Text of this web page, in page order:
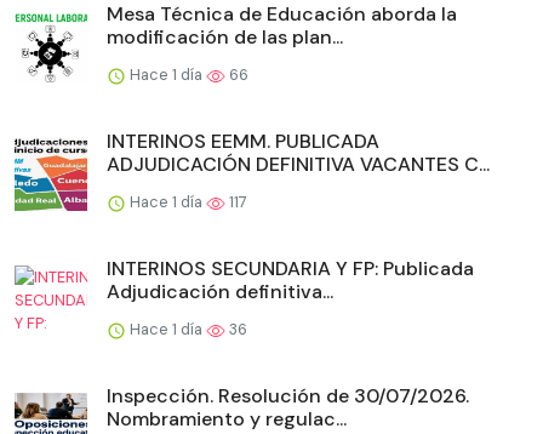
Mesa Técnica de Educación aborda la
modificación de las plan...
Hace 1 día 66
INTERINOS EEMM. PUBLICADA
ADJUDICACIÓN DEFINITIVA VACANTES C...
Hace 1 día 117
INTERINOS SECUNDARIA Y FP: Publicada
Adjudicación definitiva...
Hace 1 día 36
Inspección. Resolución de 30/07/2026.
Nombramiento y regulac...